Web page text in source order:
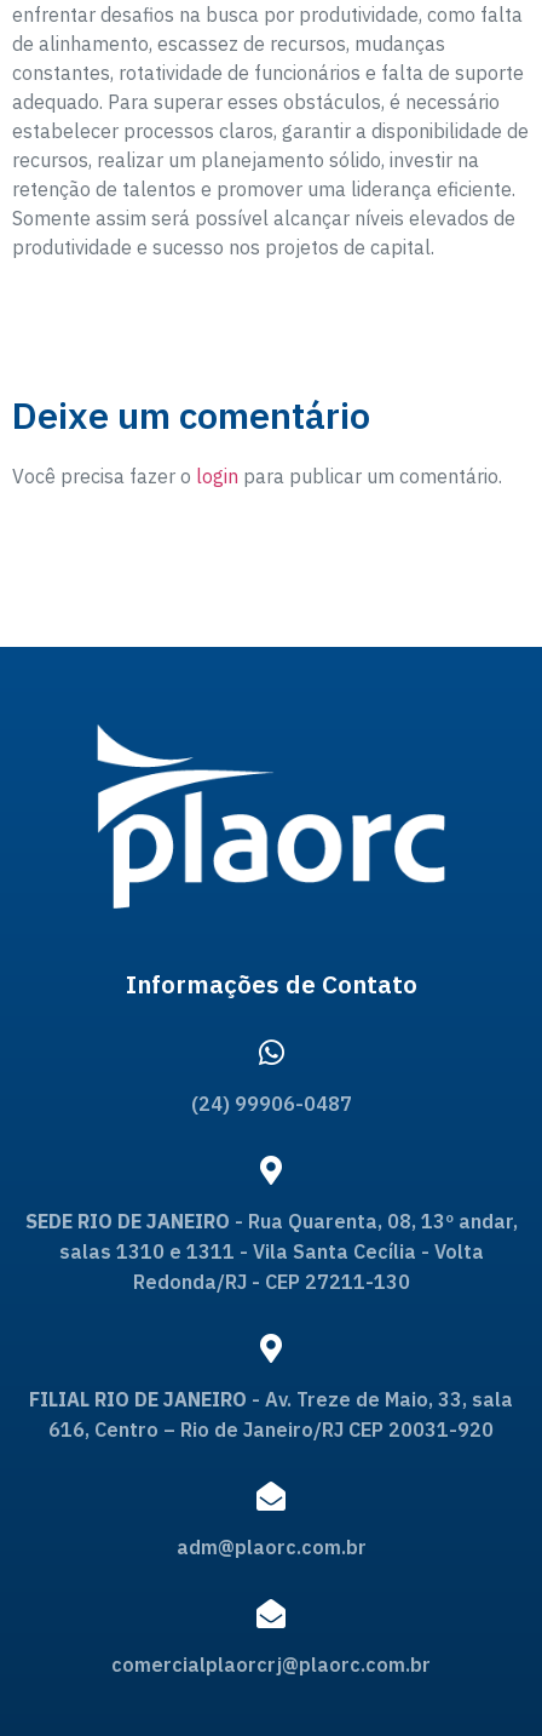
enfrentar desafios na busca por produtividade, como falta
de alinhamento, escassez de recursos, mudanças
constantes, rotatividade de funcionários e falta de suporte
adequado. Para superar esses obstáculos, é necessário
estabelecer processos claros, garantir a disponibilidade de
recursos, realizar um planejamento sólido, investir na
retenção de talentos e promover uma liderança eficiente.
Somente assim será possível alcançar níveis elevados de
produtividade e sucesso nos projetos de capital.
Deixe um comentário
Você precisa fazer o login para publicar um comentário.
Informações de Contato
(24) 99906-0487
SEDE RIO DE JANEIRO - Rua Quarenta, 08, 13º andar,
salas 1310 e 1311 - Vila Santa Cecília - Volta
Redonda/RJ - CEP 27211-130
FILIAL RIO DE JANEIRO - Av. Treze de Maio, 33, sala
616, Centro – Rio de Janeiro/RJ CEP 20031-920
adm@plaorc.com.br
comercialplaorcrj@plaorc.com.br